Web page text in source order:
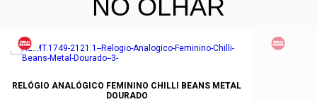
NO OLHAR
RELÓGIO ANALÓGICO FEMININO CHILLI BEANS METAL
DOURADO